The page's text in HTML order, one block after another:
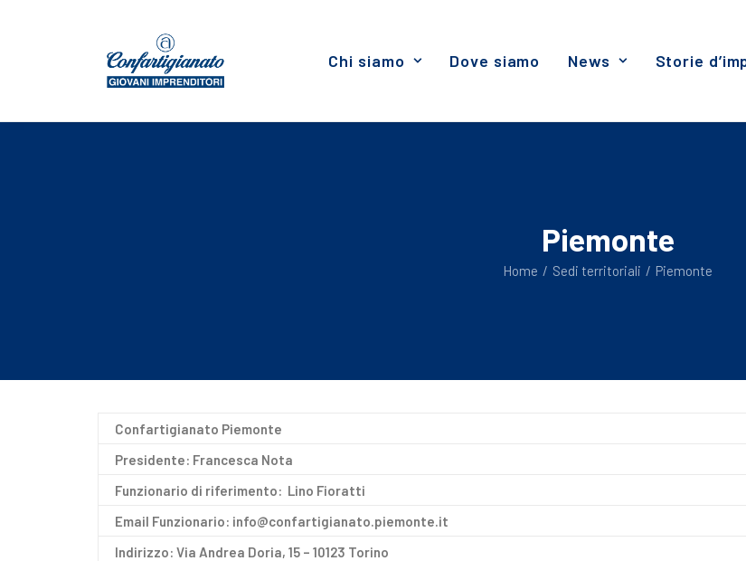
Chi siamo Dove siamo News Storie
Piemonte
Home Sedi territoriali Piemonte
Confartigianato Piemonte
Presidente: Francesca Nota
Funzionario di riferimento: Lino Fioratti
Email Funzionario: info@confartigianato.piemonte.it
Indirizzo: Via Andrea Doria, 15 – 10123 Torino